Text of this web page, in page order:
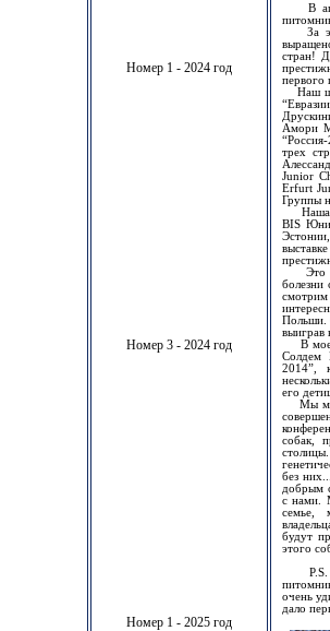
Номер 1 - 2024 год
Номер 3 - 2024 год
Номер 1 - 2025 год
В
За это
стран!
первого
Наш
Амори
трех
Junior
Erfurt
Группы
Наша
BIS
Это
Польши.
выиграв
В моем
Солдем
2014”,
его
Мы
собак,
без
добрым
с нами.
семье,
будут
этого
P.S.
очень
дало